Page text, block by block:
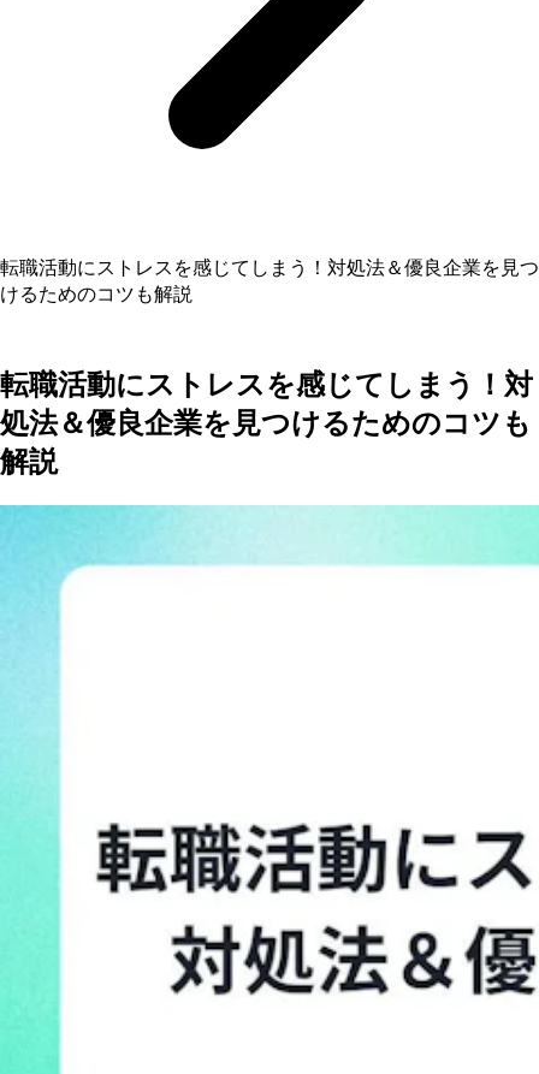
転職活動にストレスを感じてしまう！対処法＆優良企業を見つ
けるためのコツも解説
転職活動にストレスを感じてしまう！対
処法＆優良企業を見つけるためのコツも
解説